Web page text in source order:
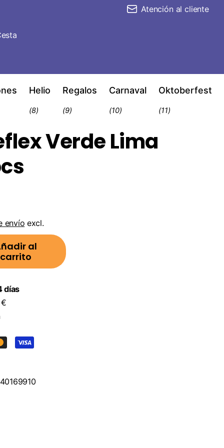
Atención al cliente
Helio
(8)
Regalos
(9)
Carnaval
(10)
Oktoberfest
(11)
Verde Lima
envío excl.
al
carrito
días